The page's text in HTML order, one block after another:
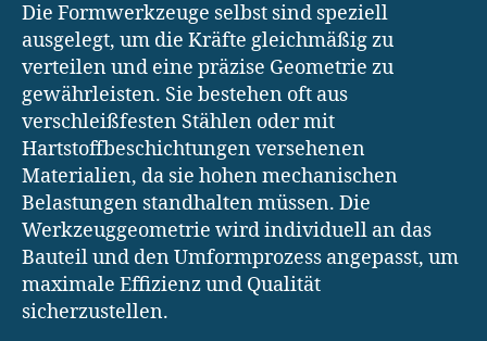
Die Formwerkzeuge selbst sind speziell
ausgelegt, um die Kräfte gleichmäßig zu
verteilen und eine präzise Geometrie zu
gewährleisten. Sie bestehen oft aus
verschleißfesten Stählen oder mit
Hartstoffbeschichtungen versehenen
Materialien, da sie hohen mechanischen
Belastungen standhalten müssen. Die
Werkzeuggeometrie wird individuell an das
Bauteil und den Umformprozess angepasst, um
maximale Effizienz und Qualität
sicherzustellen.